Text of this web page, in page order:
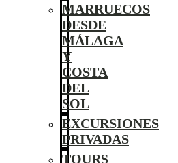
MARRUECOS
DESDE
MÁLAGA
Y
COSTA
DEL
SOL
EXCURSIONES
PRIVADAS
TOURS